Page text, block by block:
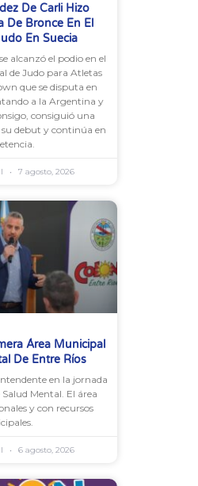
De Carli Hizo
De Bronce En El
En Suecia
alcanzó el podio en el
de Judo para Atletas
que se disputa en
a la Argentina y
consiguió una
debut y continúa en
7 agosto, 2026
Área Municipal
De Entre Ríos
en la jornada
Mental. El área
y con recursos
6 agosto, 2026